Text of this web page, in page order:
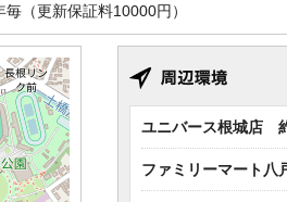
（更新保証料10000円）
ユニバース根城店
ファミリーマート